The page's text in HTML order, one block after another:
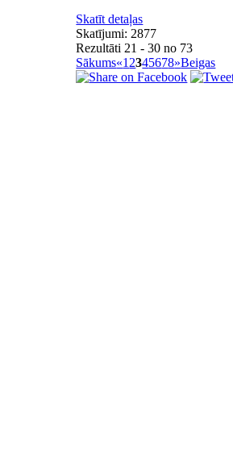
Skatīt detaļas
Skatījumi: 2877
Rezultāti 21 - 30 no 73
Sākums«1 2345678»Beigas